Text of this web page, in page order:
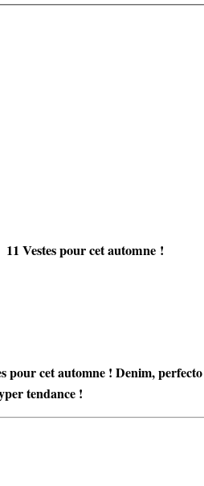
11 Vestes pour cet automne !
pour cet automne ! Denim,
tendance !